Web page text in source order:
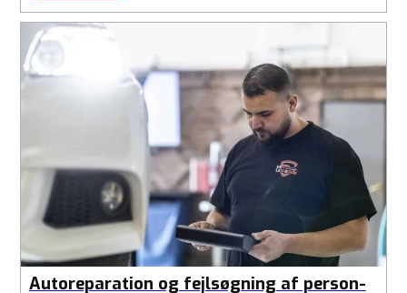
Autoreparation og fejlsøgning af person-